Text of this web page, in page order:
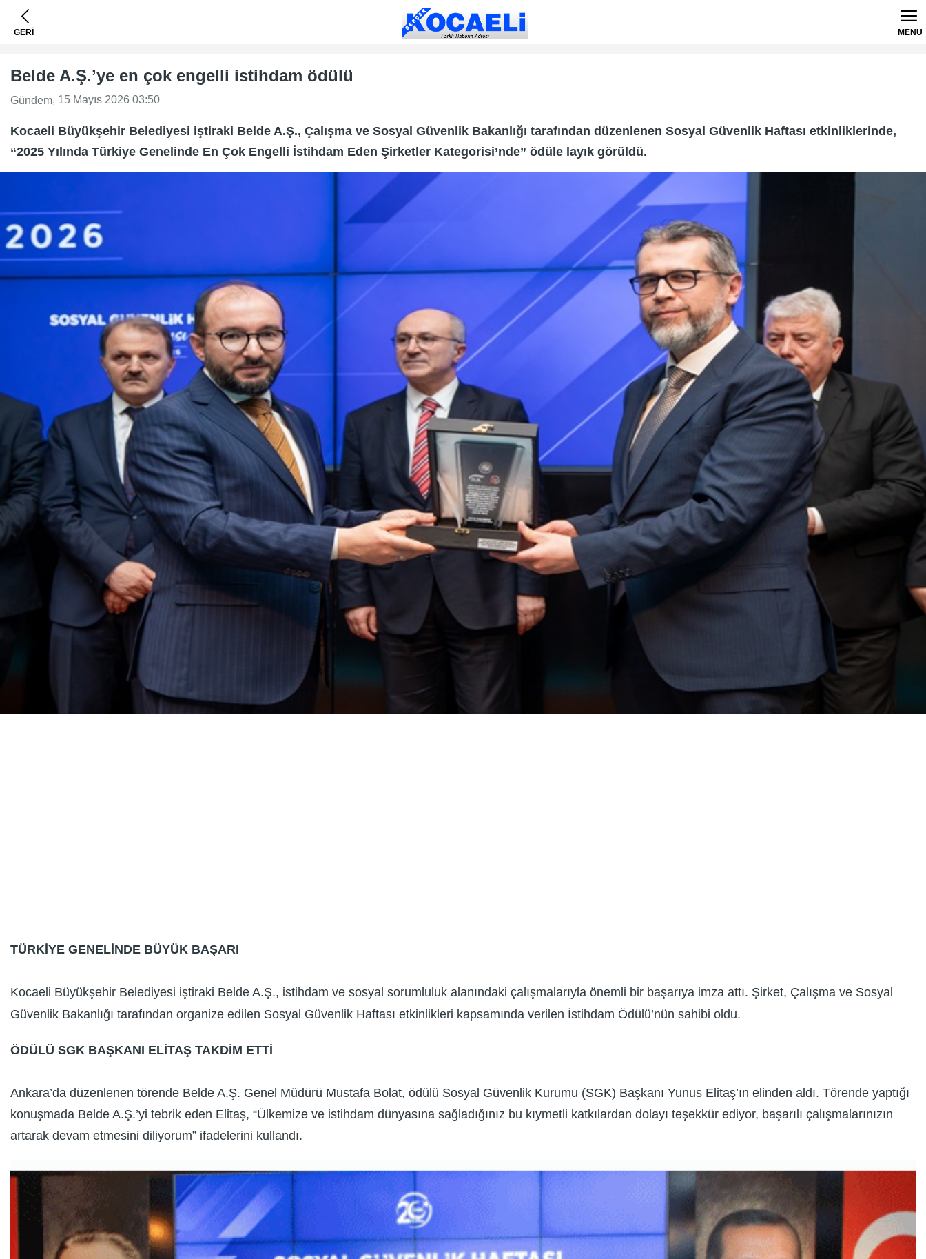
GERİ MENÜ
Belde A.Ş.’ye en çok engelli istihdam ödülü
Gündem, 15 Mayıs 2026 03:50
Kocaeli Büyükşehir Belediyesi iştiraki Belde A.Ş., Çalışma ve Sosyal Güvenlik Bakanlığı tarafından düzenlenen Sosyal Güvenlik Haftası etkinliklerinde,
“2025 Yılında Türkiye Genelinde En Çok Engelli İstihdam Eden Şirketler Kategorisi’nde” ödüle layık görüldü.
TÜRKİYE GENELİNDE BÜYÜK BAŞARI
Kocaeli Büyükşehir Belediyesi iştiraki Belde A.Ş., istihdam ve sosyal sorumluluk alanındaki çalışmalarıyla önemli bir başarıya imza attı. Şirket, Çalışma ve Sosyal
Güvenlik Bakanlığı tarafından organize edilen Sosyal Güvenlik Haftası etkinlikleri kapsamında verilen İstihdam Ödülü’nün sahibi oldu.
ÖDÜLÜ SGK BAŞKANI ELİTAŞ TAKDİM ETTİ
Ankara’da düzenlenen törende Belde A.Ş. Genel Müdürü Mustafa Bolat, ödülü Sosyal Güvenlik Kurumu (SGK) Başkanı Yunus Elitaş’ın elinden aldı. Törende yaptığı
konuşmada Belde A.Ş.’yi tebrik eden Elitaş, “Ülkemize ve istihdam dünyasına sağladığınız bu kıymetli katkılardan dolayı teşekkür ediyor, başarılı çalışmalarınızın
artarak devam etmesini diliyorum” ifadelerini kullandı.